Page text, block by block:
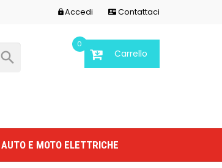
Accedi  Contattaci
 Carrello
0
AUTO E MOTO ELETTRICHE